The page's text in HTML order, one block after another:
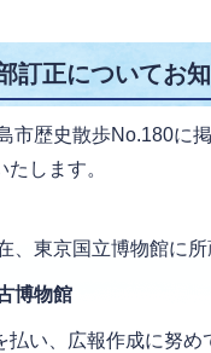
正についてお知
市歴史散歩No.180に
します。
東京国立博物館に所
博物館
い、広報作成に努め